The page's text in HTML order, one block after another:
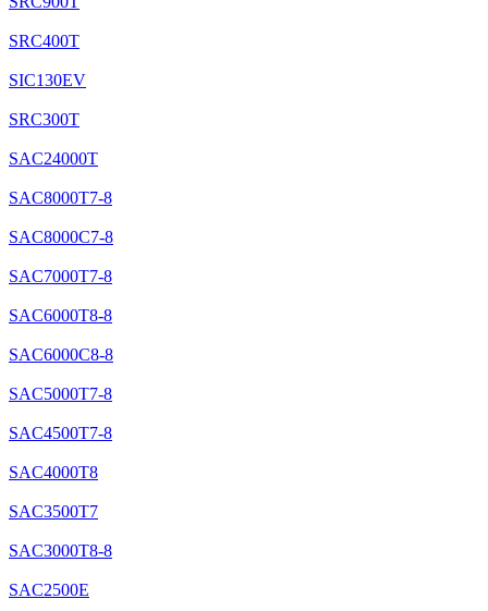
SRC400T
SIC130EV
SRC300T
SAC24000T
SAC8000T7-8
SAC8000C7-8
SAC7000T7-8
SAC6000T8-8
SAC6000C8-8
SAC5000T7-8
SAC4500T7-8
SAC4000T8
SAC3500T7
SAC3000T8-8
SAC2500E